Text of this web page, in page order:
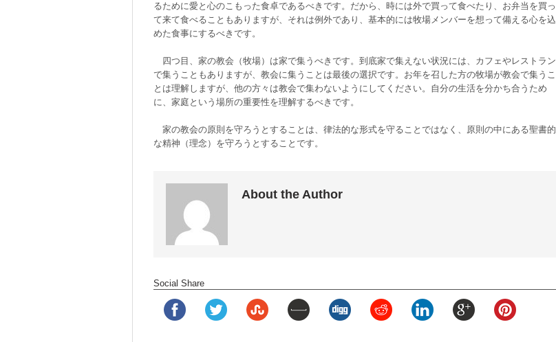
るために愛と心のこもった食卓であるべきです。だから、時には外で買って食べたり、お弁当を買っ
て来て食べることもありますが、それは例外であり、基本的には牧場メンバーを想って備える心を込
めた食事にするべきです。
四つ目、家の教会（牧場）は家で集うべきです。到底家で集えない状況には、カフェやレストラン
で集うこともありますが、教会に集うことは最後の選択です。お年を召した方の牧場が教会で集うこ
とは理解しますが、他の方々は教会で集わないようにしてください。自分の生活を分かち合うため
に、家庭という場所の重要性を理解するべきです。
家の教会の原則を守ろうとすることは、律法的な形式を守ることではなく、原則の中にある聖書的
な精神（理念）を守ろうとすることです。
About the Author
Social Share